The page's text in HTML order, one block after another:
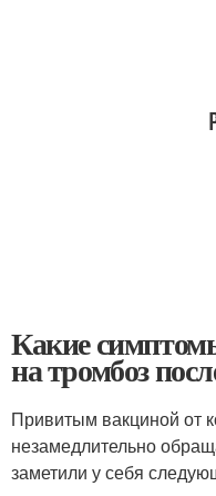
Какие
на тромбоз
Привитым вакциной от
незамедлительно
заметили у себя